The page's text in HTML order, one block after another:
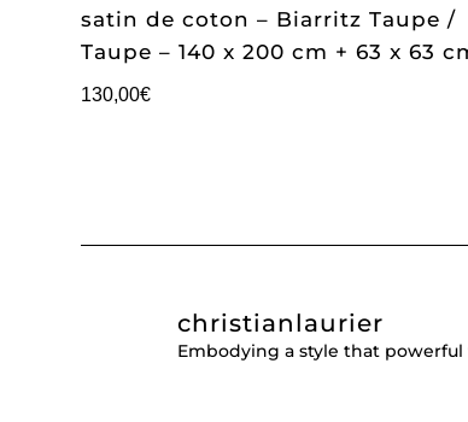
satin de coton – Biarritz Taupe /
Taupe – 140 x 200 cm + 63 x 63
130,00€
christianlaurier
Embodying a style that